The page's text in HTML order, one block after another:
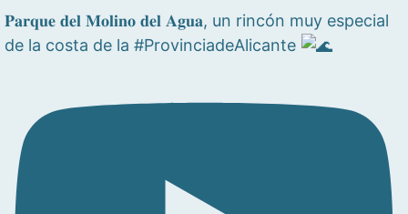
𝐏𝐚𝐫𝐪𝐮𝐞 𝐝𝐞𝐥 𝐌𝐨𝐥𝐢𝐧𝐨 𝐝𝐞𝐥 𝐀𝐠𝐮𝐚, un rincón muy especial
de la costa de la #ProvinciadeAlicante